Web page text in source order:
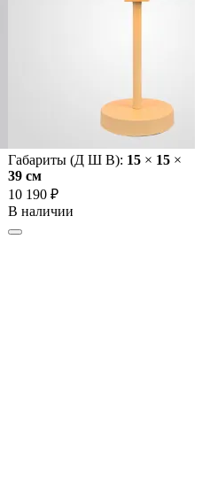
Габариты (Д Ш В): 15 × 15 ×
39 cм
10 190 ₽
В наличии